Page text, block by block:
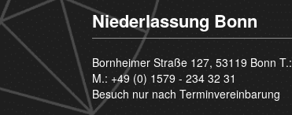
Niederlassung Bonn
Bornheimer Straße 127, 53119 Bonn T.:
M.: +49 (0) 1579 - 234 32 31
Besuch nur nach Terminvereinbarung